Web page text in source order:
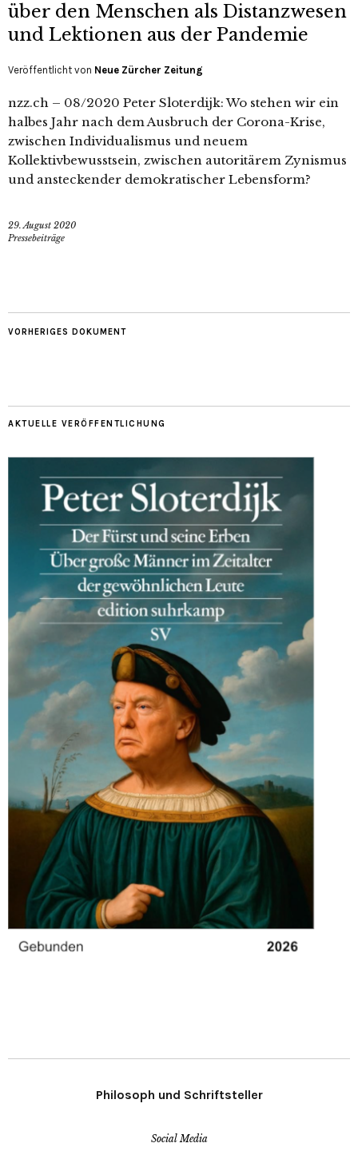
über den Menschen als Distanzwesen
und Lektionen aus der Pandemie
Veröffentlicht von Neue Zürcher Zeitung
nzz.ch – 08/2020 Peter Sloterdijk: Wo stehen wir ein
halbes Jahr nach dem Ausbruch der Corona-Krise,
zwischen Individualismus und neuem
Kollektivbewusstsein, zwischen autoritärem Zynismus
und ansteckender demokratischer Lebensform?
29. August 2020
Pressebeiträge
VORHERIGES DOKUMENT
AKTUELLE VERÖFFENTLICHUNG
Philosoph und Schriftsteller
Social Media